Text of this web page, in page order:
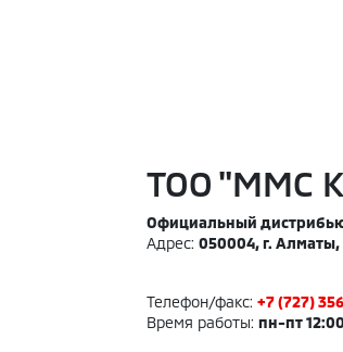
ТОО "MMC
Официальный
Адрес: 050004, г.
Телефон/факс: +7 (727)
Время работы: пн-пт